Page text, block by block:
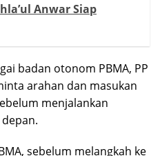
Anwar Siap
badan otonom PBMA, PP
arahan dan masukan
menjalankan
sebelum melangkah ke